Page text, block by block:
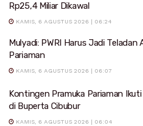
Rp25,4 Miliar Dikawal
KAMIS, 6 AGUSTUS 2026 | 06:24
Mulyadi: PWRI Harus Jadi Teladan
Pariaman
KAMIS, 6 AGUSTUS 2026 | 06:07
Kontingen Pramuka Pariaman
di Buperta Cibubur
KAMIS, 6 AGUSTUS 2026 | 06:04